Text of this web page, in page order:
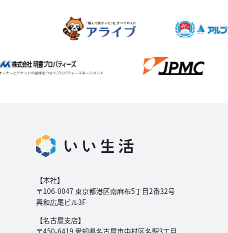
【本社】
〒106-0047 東京都港区南麻布5丁目2番32号
興和広尾ビル3F
【名古屋支店】
〒450-6419 愛知県名古屋市中村区名駅3丁目